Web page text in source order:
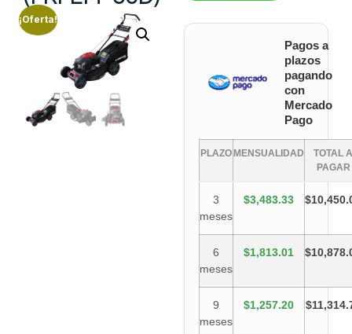
¡Oferta!
Pagos a
plazos
pagando
con
Mercado
Pago
PLAZO MENSUALIDAD
TOTAL A
PAGAR
3
meses
$3,483.33
6
meses
$1,813.01
9
meses
$1,257.20